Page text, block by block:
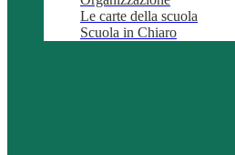
Le carte della scuola
Scuola in Chiaro